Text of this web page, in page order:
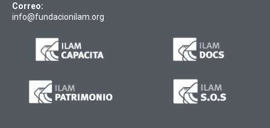
Correo:
info@fundacionilam.org